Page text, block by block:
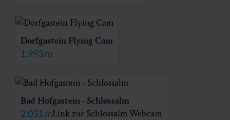
Dorfgastein Flying Cam
1.993 m
Bad Hofgastein - Schlossalm
2.051 mLink zur Schlossalm Webcam